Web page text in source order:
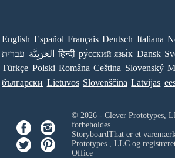
English Español Français Deutsch Italiana
עברית العَرَبِيَّة हिन्दी ру́сский язы́к Dansk
Türkçe Polski Româna Ceština Slovenský
български Lietuvos Slovenščina Latvijas
© 2026 - Clever Prototypes,
forbeholdes.
StoryboardThat er et
Prototypes , LLCog
Office